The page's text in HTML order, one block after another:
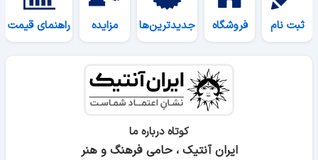
ثبت نام فروشگاه جدیدترین‌ها مزایده راهنمای قیمت
کوتاه درباره ما
ایران آنتیک ، حامی فرهنگ و هنر